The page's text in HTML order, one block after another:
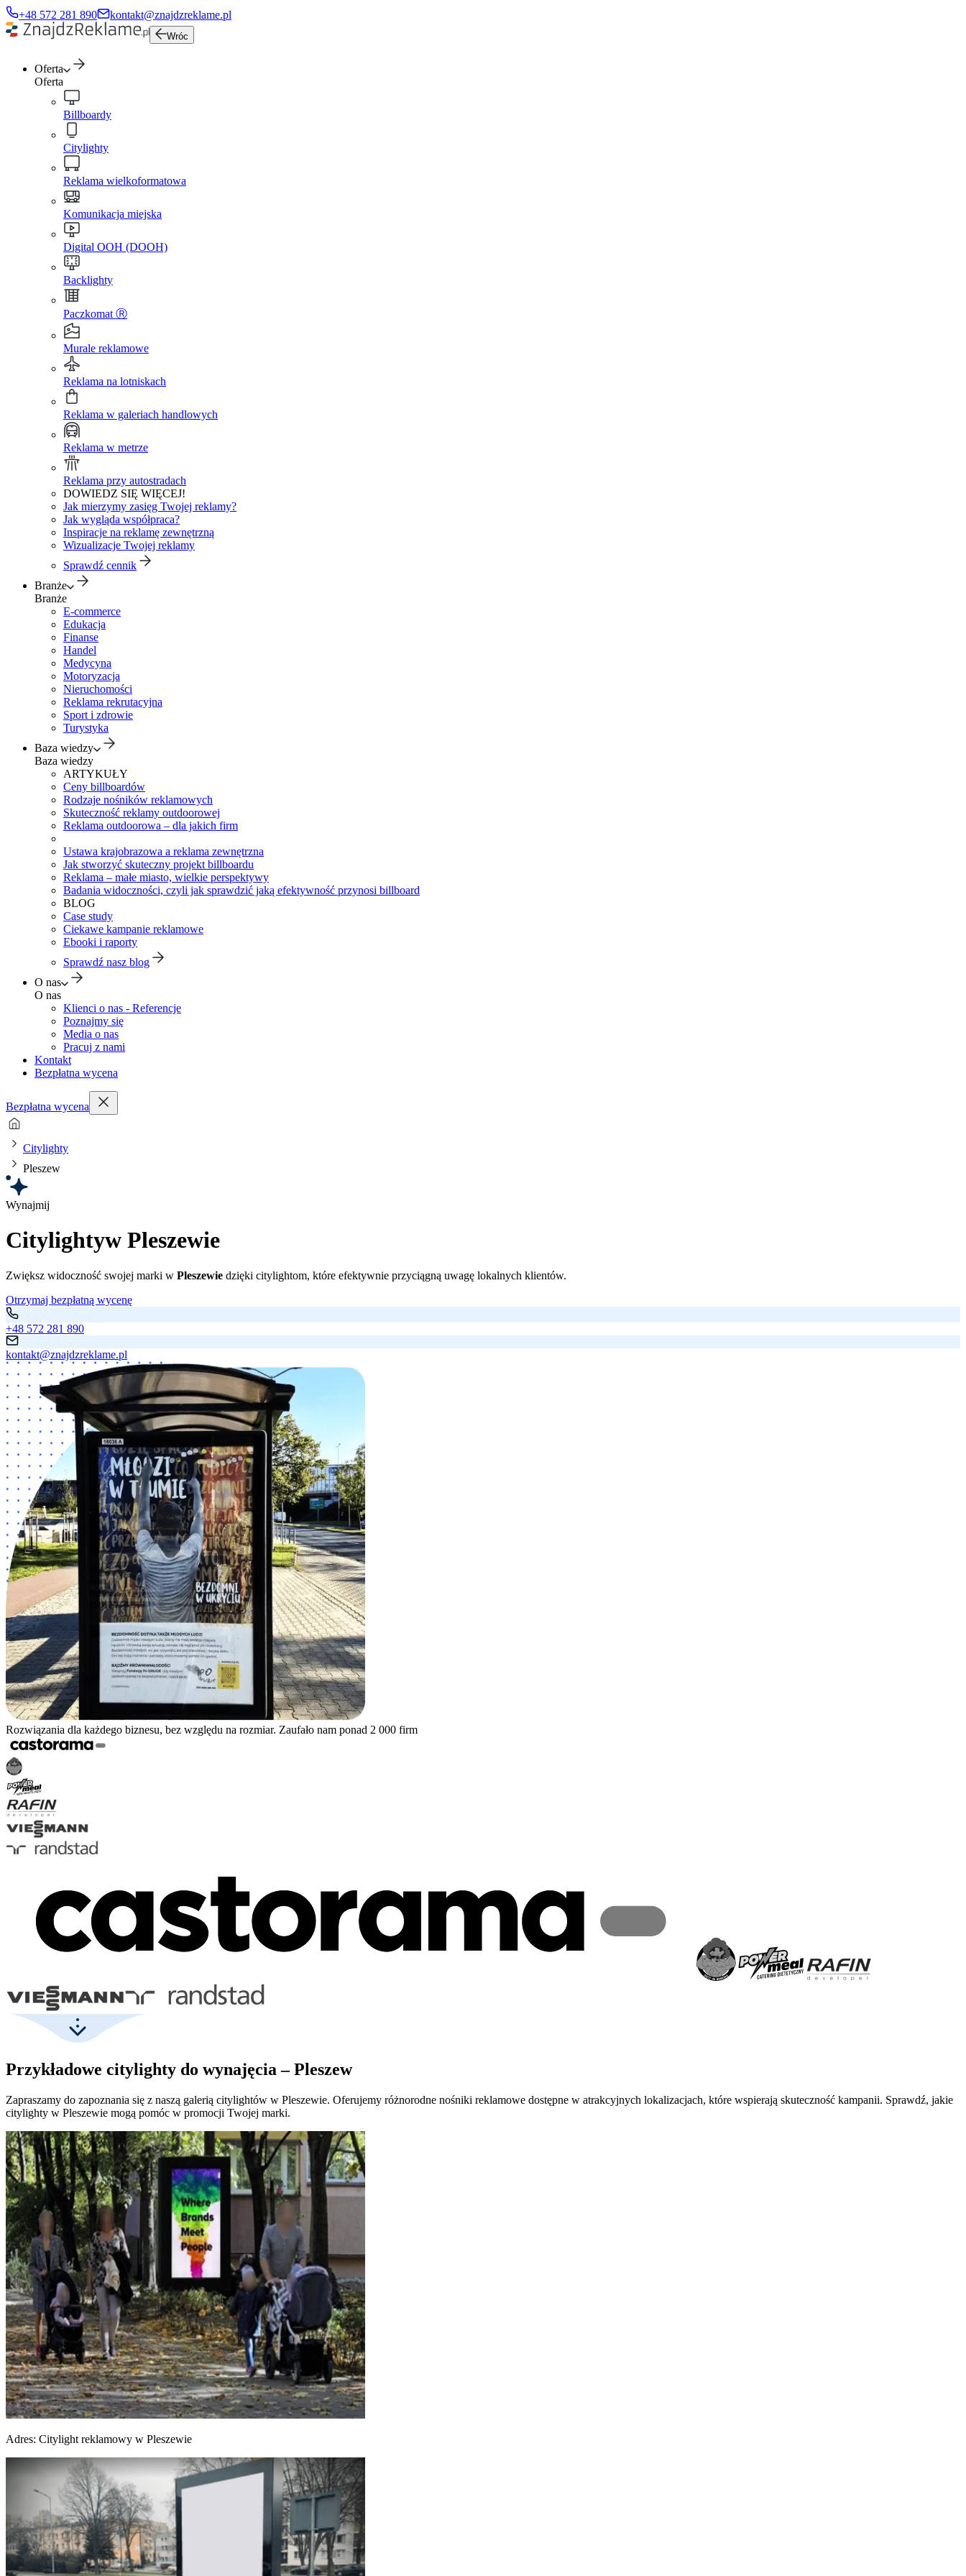
+48 572 281 890 kontakt@znajdzreklame.pl
Wróc
Oferta
Oferta
Billboardy
Citylighty
Reklama wielkoformatowa
Komunikacja miejska
Digital OOH (DOOH)
Backlighty
Paczkomat Ⓡ
Murale reklamowe
Reklama na lotniskach
Reklama w galeriach handlowych
Reklama w metrze
Reklama przy autostradach
DOWIEDZ SIĘ WIĘCEJ!
Jak mierzymy zasięg Twojej reklamy?
Jak wygląda współpraca?
Inspiracje na reklamę zewnętrzną
Wizualizacje Twojej reklamy
Sprawdź cennik
Branże
Branże
E-commerce
Edukacja
Finanse
Handel
Medycyna
Motoryzacja
Nieruchomości
Reklama rekrutacyjna
Sport i zdrowie
Turystyka
Baza wiedzy
Baza wiedzy
ARTYKUŁY
Ceny billboardów
Rodzaje nośników reklamowych
Skuteczność reklamy outdoorowej
Reklama outdoorowa – dla jakich firm
Ustawa krajobrazowa a reklama zewnętrzna
Jak stworzyć skuteczny projekt billboardu
Reklama – małe miasto, wielkie perspektywy
Badania widoczności, czyli jak sprawdzić jaką efektywność przynosi billboard
BLOG
Case study
Ciekawe kampanie reklamowe
Ebooki i raporty
Sprawdź nasz blog
O nas
O nas
Klienci o nas - Referencje
Poznajmy się
Media o nas
Pracuj z nami
Kontakt
Bezpłatna wycena
Bezpłatna wycena
Citylighty
Pleszew
Wynajmij
Citylightyw Pleszewie
Zwiększ widoczność swojej marki w Pleszewie dzięki citylightom, które efektywnie przyciągną uwagę lokalnych klientów.
Otrzymaj bezpłatną wycenę
+48 572 281 890
kontakt@znajdzreklame.pl
Rozwiązania dla każdego biznesu, bez względu na rozmiar. Zaufało nam ponad 2 000 firm
Przykładowe citylighty do wynajęcia – Pleszew
Zapraszamy do zapoznania się z naszą galerią citylightów w Pleszewie. Oferujemy różnorodne nośniki reklamowe dostępne w atrakcyjnych lokalizacjach, które wspierają skuteczność kampanii. Sprawdź, jakie
citylighty w Pleszewie mogą pomóc w promocji Twojej marki.
Adres: Citylight reklamowy w Pleszewie